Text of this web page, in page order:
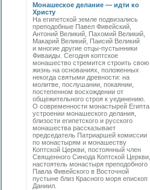
Монашеское делание — идти ко
Христу
На египетской земле подвизались
преподобные Павел Фивейский,
Антоний Великий, Пахомий Великий,
Макарий Великий, Паисий Великий
и многие другие отцы-пустынники
Фиваиды. Сегодня коптское
монашество стремится строить свою
жизнь на основаниях, положенных
некогда святыми древности: на
молитве, послушании, покаянии,
постепенном восхождении от
общежительного строя к уединению.
О современности монастырей Египта,
устроении монашеского делания,
близости египетского и русского
монашества рассказывает
председатель Патриаршей комиссии
по монастырям и монашеству
Коптской Церкви, постоянный член
Священного Синода Коптской Церкви,
настоятель монастыря преподобного
Павла Фивейского в Восточной
пустыне близ Красного моря епископ
Даниил.